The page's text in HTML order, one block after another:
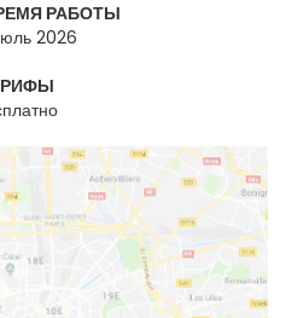
РАБОТЫ
2026